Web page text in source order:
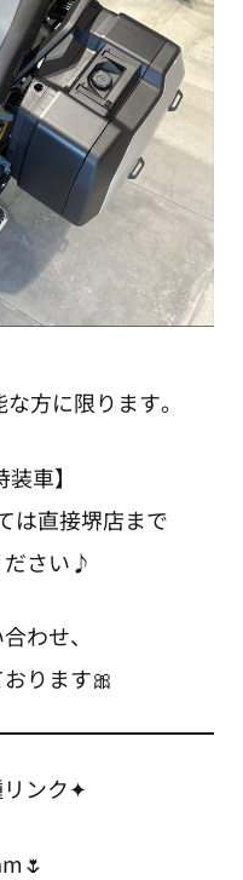
方に限ります。
車】
は直接堺店まで
ださい♪
わせ、
ります🎀
ンク✦